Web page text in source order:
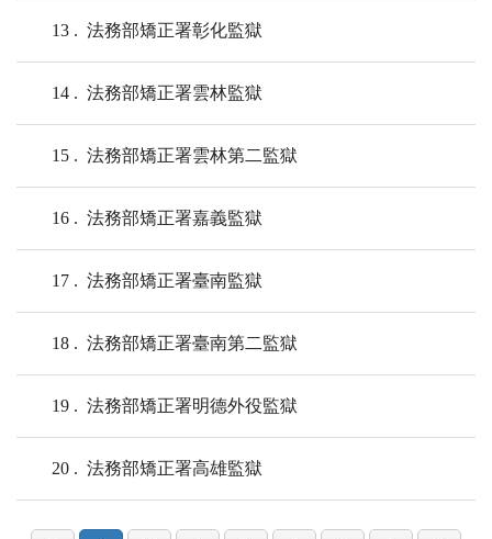
13 法務部矯正署彰化監獄
14 法務部矯正署雲林監獄
15 法務部矯正署雲林第二監獄
16 法務部矯正署嘉義監獄
17 法務部矯正署臺南監獄
18 法務部矯正署臺南第二監獄
19 法務部矯正署明德外役監獄
20 法務部矯正署高雄監獄